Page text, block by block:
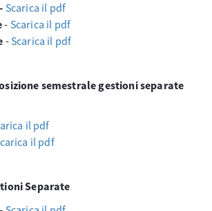
Scarica il pdf
- Scarica il pdf
-Scarica il pdf
semestrale gestioni separate
il pdf
il pdf
Separate